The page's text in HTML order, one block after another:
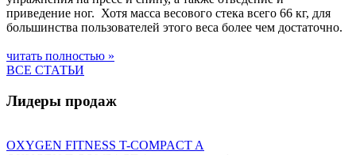
приведение ног. Хотя масса весового стека всего 66 кг, для
большинства пользователей этого веса более чем достаточно.
читать полностью »
ВСЕ СТАТЬИ
Лидеры продаж
OXYGEN FITNESS T-COMPACT A